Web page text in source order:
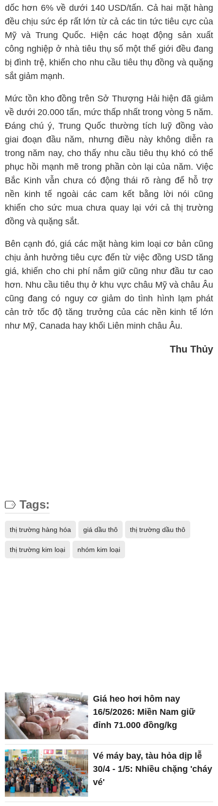
dốc hơn 6% về dưới 140 USD/tấn. Cả hai mặt hàng
đều chịu sức ép rất lớn từ cả các tin tức tiêu cực của
Mỹ và Trung Quốc. Hiện các hoạt động sản xuất
công nghiệp ở nhà tiêu thụ số một thế giới đều đang
bị đình trệ, khiến cho nhu cầu tiêu thụ đồng và quặng
sắt giảm mạnh.
Mức tồn kho đồng trên Sở Thượng Hải hiện đã giảm
về dưới 20.000 tấn, mức thấp nhất trong vòng 5 năm.
Đáng chú ý, Trung Quốc thường tích luỹ đồng vào
giai đoạn đầu năm, nhưng điều này không diễn ra
trong năm nay, cho thấy nhu cầu tiêu thụ khó có thể
phục hồi mạnh mẽ trong phần còn lại của năm. Việc
Bắc Kinh vẫn chưa có động thái rõ ràng để hỗ trợ
nền kinh tế ngoài các cam kết bằng lời nói cũng
khiến cho sức mua chưa quay lại với cả thị trường
đồng và quặng sắt.
Bên cạnh đó, giá các mặt hàng kim loại cơ bản cũng
chịu ảnh hưởng tiêu cực đến từ việc đồng USD tăng
giá, khiến cho chi phí nắm giữ cũng như đầu tư cao
hơn. Nhu cầu tiêu thụ ở khu vực châu Mỹ và châu Âu
cũng đang có nguy cơ giảm do tình hình lạm phát
cản trở tốc độ tăng trưởng của các nền kinh tế lớn
như Mỹ, Canada hay khối Liên minh châu Âu.
Thu Thủy
Tags:
thị trường hàng hóa giá dầu thô thị trường dầu thô
thị trường kim loại nhóm kim loại
Giá heo hơi hôm nay
16/5/2026: Miền Nam giữ
đỉnh 71.000 đồng/kg
Vé máy bay, tàu hỏa dịp lễ
30/4 - 1/5: Nhiều chặng 'cháy
vé'